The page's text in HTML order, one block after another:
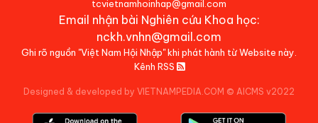
tcvietnamhoinhap@gmail.com
Email nhận bài Nghiên cứu Khoa học:
nckh.vnhn@gmail.com
Ghi rõ nguồn "Việt Nam Hội Nhập" khi phát hành từ Website này.
Kênh RSS
Designed & developed by VIETNAMPEDIA.COM © AICMS v2022